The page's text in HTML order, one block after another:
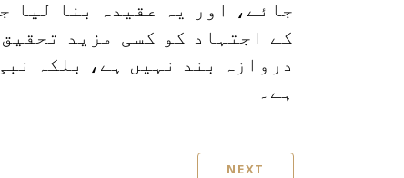
جائے، اور یہ عقیدہ بنا لیا
کے اجتہاد کو کسی مزید
دروازہ بند نہیں ہے، بلکہ
ہے۔
NEXT